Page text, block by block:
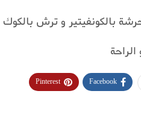
بالكونفيتير و ترش بالكوك
Facebook
Pinterest